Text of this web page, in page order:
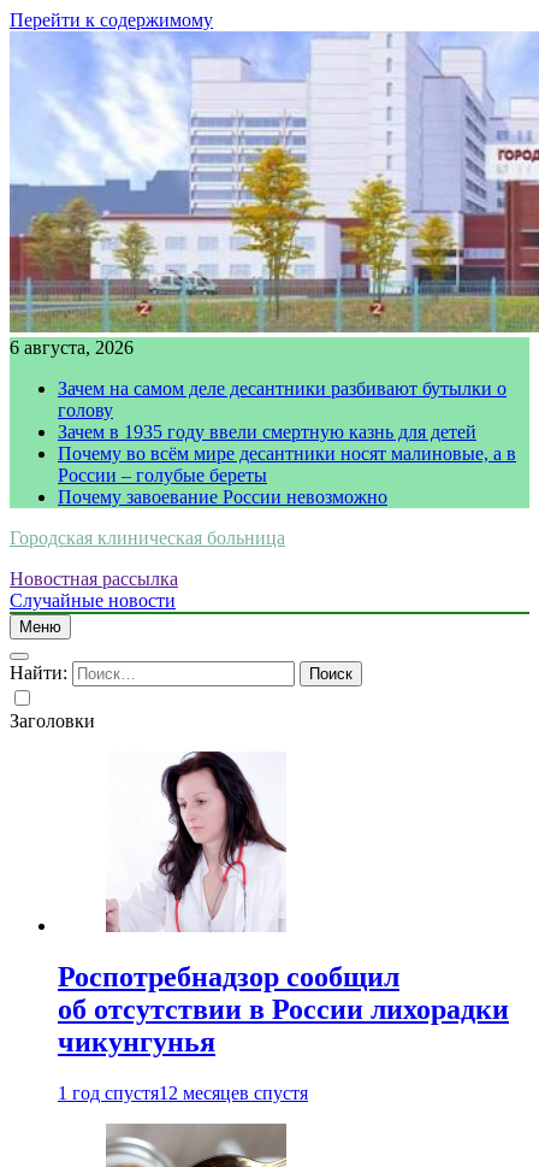
Перейти к содержимому
6 августа, 2026
Зачем на самом деле десантники разбивают бутылки о
голову
Зачем в 1935 году ввели смертную казнь для детей
Почему во всём мире десантники носят малиновые, а в
России – голубые береты
Почему завоевание России невозможно
Городская клиническая больница
Новостная рассылка
Случайные новости
Меню
Найти:
Заголовки
Роспотребнадзор сообщил
об отсутствии в России лихорадки
чикунгунья
1 год спустя12 месяцев спустя